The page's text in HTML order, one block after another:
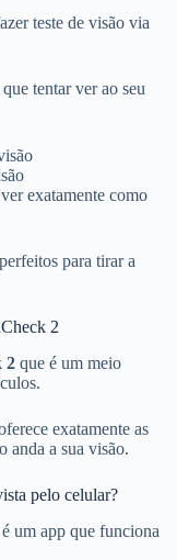
teste de visão via
tentar ver ao seu
exatamente como
para tirar a
2
2 que é um meio
exatamente as
anda a sua visão.
pelo celular?
um app que funciona